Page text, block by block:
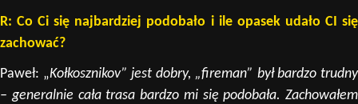
R: Co Ci się najbardziej podobało i ile opasek udało CI się
zachować?
Paweł: „Kołkosznikov” jest dobry, „fireman” był bardzo trudny
– generalnie cała trasa bardzo mi się podobała. Zachowałem